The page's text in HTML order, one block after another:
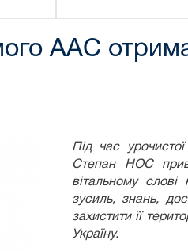
ААС
Під час
Степан НОС
вітальному
зусиль, знань,
захистити її
Україну.